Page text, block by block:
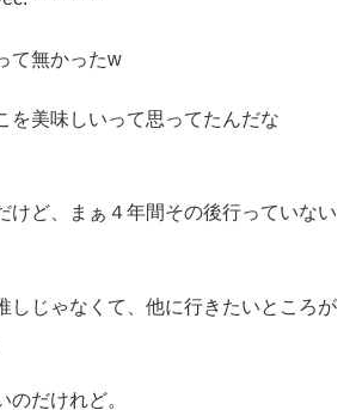
て無かったw
を美味しいって思ってたんだな
けど、まぁ４年間その後行っていない
しじゃなくて、他に行きたいところが
のだけれど。